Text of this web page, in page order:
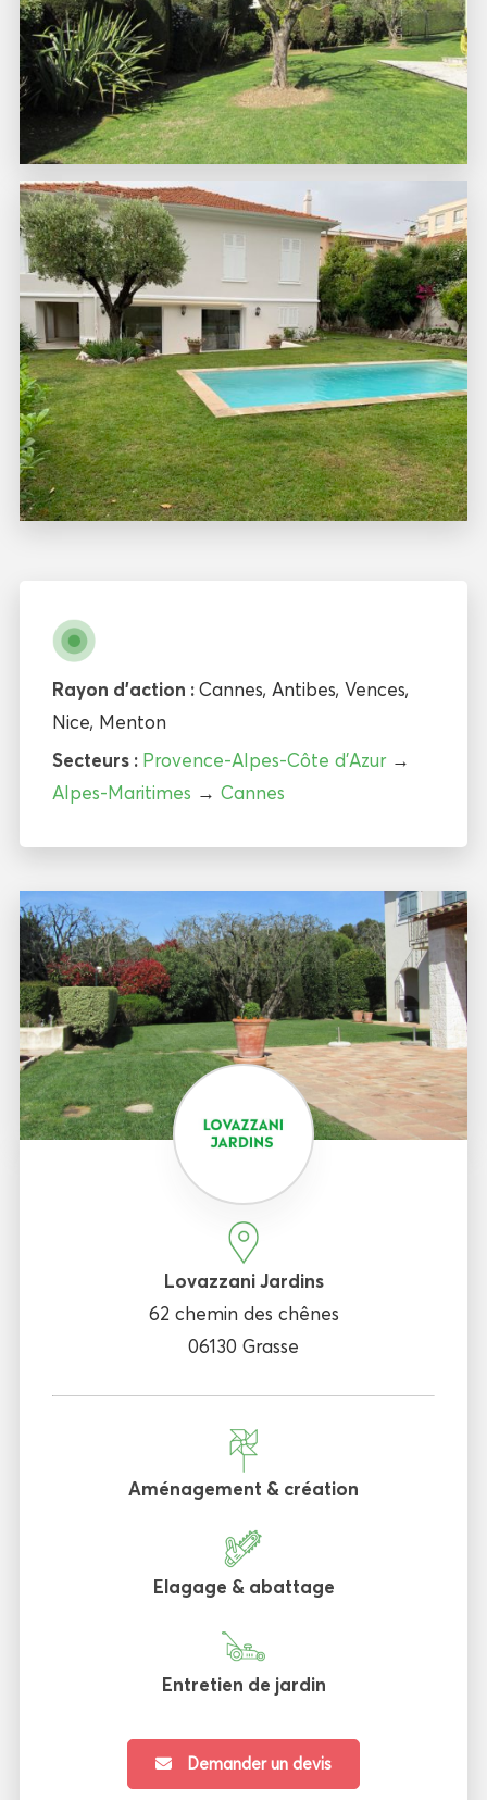
Rayon d'action :Cannes, Antibes, Vences,
Nice, Menton
Secteurs : Provence-Alpes-Côte d’Azur→
Alpes-Maritimes → Cannes
Lovazzani Jardins
62 chemin des chênes
06130 Grasse
Aménagement & création
Elagage & abattage
Entretien de jardin
Demander un devis